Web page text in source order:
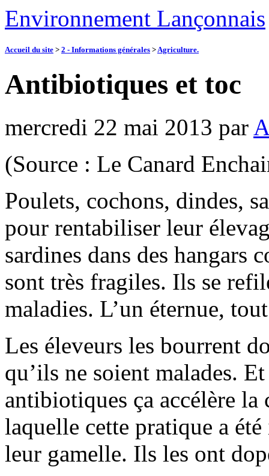
Environnement Lançonnais
Accueil du site > 2 - Informations générales >Agriculture.
Antibiotiques et toc
mercredi 22 mai 2013 par
(Source : Le Canard
Poulets, cochons, dindes,
pour rentabiliser leur
sardines dans des hangars
sont très fragiles. Ils se
maladies. L’un éternue,
Les éleveurs les bourrent
qu’ils ne soient malades.
antibiotiques ça accélère la
laquelle cette pratique a
leur gamelle. Ils les ont